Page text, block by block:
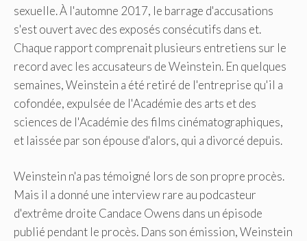
sexuelle. À l'automne 2017, le barrage d'accusations
s'est ouvert avec des exposés consécutifs dans et.
Chaque rapport comprenait plusieurs entretiens sur le
record avec les accusateurs de Weinstein. En quelques
semaines, Weinstein a été retiré de l'entreprise qu'il a
cofondée, expulsée de l'Académie des arts et des
sciences de l'Académie des films cinématographiques,
et laissée par son épouse d'alors, qui a divorcé depuis.
Weinstein n'a pas témoigné lors de son propre procès.
Mais il a donné une interview rare au podcasteur
d'extrême droite Candace Owens dans un épisode
publié pendant le procès. Dans son émission, Weinstein